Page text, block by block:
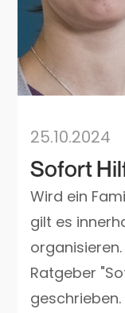
25.10.2024
Sofort
Wird ein
gilt es
Ratgeber